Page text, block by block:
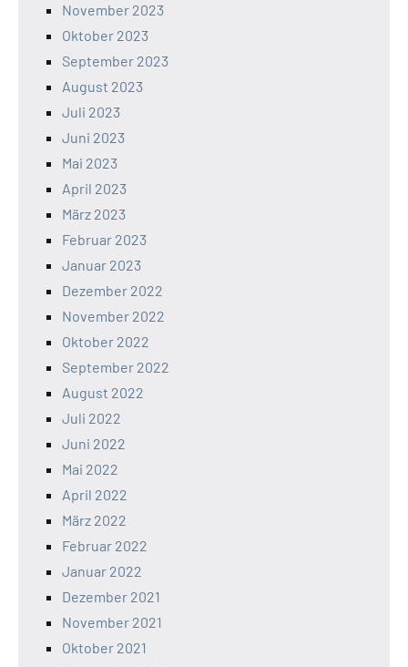
November 2023
Oktober 2023
September 2023
August 2023
Juli 2023
Juni 2023
Mai 2023
April 2023
März 2023
Februar 2023
Januar 2023
Dezember 2022
November 2022
Oktober 2022
September 2022
August 2022
Juli 2022
Juni 2022
Mai 2022
April 2022
März 2022
Februar 2022
Januar 2022
Dezember 2021
November 2021
Oktober 2021